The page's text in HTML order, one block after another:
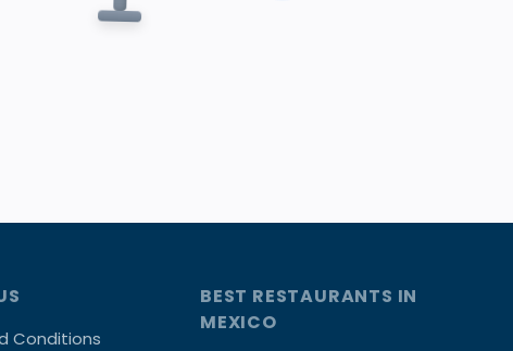
Conditions
BEST RESTAURANTS IN
MEXICO